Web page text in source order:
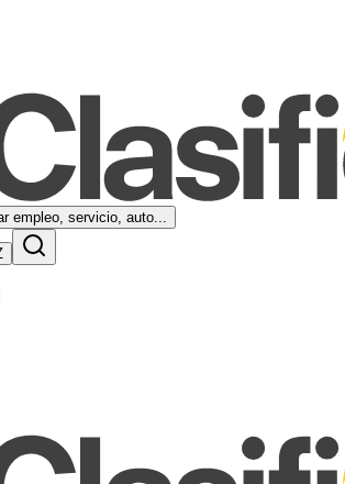
empleo, servicio, auto...